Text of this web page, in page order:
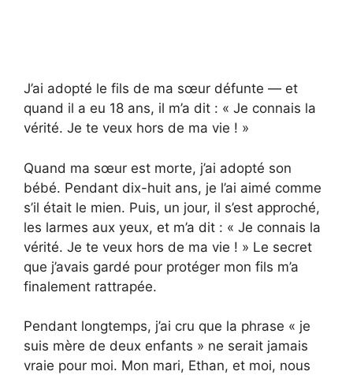
J’ai adopté le fils de ma sœur défunte — et
quand il a eu 18 ans, il m’a dit : « Je connais la
vérité. Je te veux hors de ma vie ! »
Quand ma sœur est morte, j’ai adopté son
bébé. Pendant dix-huit ans, je l’ai aimé comme
s’il était le mien. Puis, un jour, il s’est approché,
les larmes aux yeux, et m’a dit : « Je connais la
vérité. Je te veux hors de ma vie ! » Le secret
que j’avais gardé pour protéger mon fils m’a
finalement rattrapée.
Pendant longtemps, j’ai cru que la phrase « je
suis mère de deux enfants » ne serait jamais
vraie pour moi. Mon mari, Ethan, et moi, nous